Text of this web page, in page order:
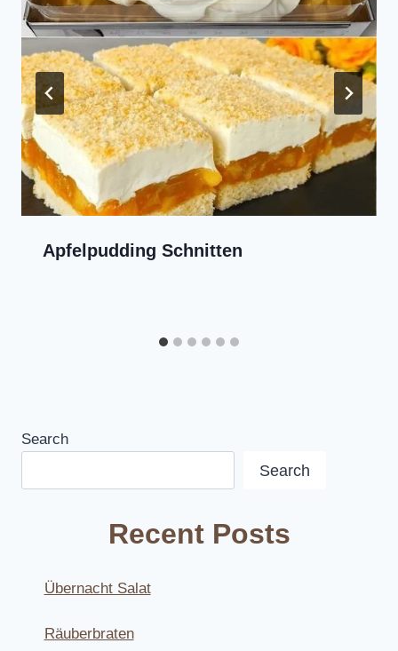
Apfelpudding Schnitten
Search
Search
Recent Posts
Übernacht Salat
Räuberbraten